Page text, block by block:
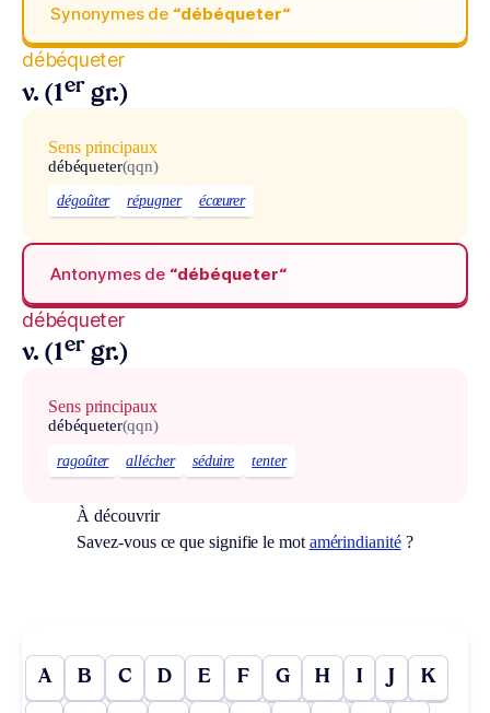
Synonymes de “débéqueter“
débéqueter
v. (1er gr.)
Sens principaux
débéqueter(qqn)
dégoûter répugner écœurer
Antonymes de “débéqueter“
débéqueter
v. (1er gr.)
Sens principaux
débéqueter(qqn)
ragoûter allécher séduire tenter
À découvrir
Savez-vous ce que signifie le mot amérindianité?
A B C D E F G H I J K